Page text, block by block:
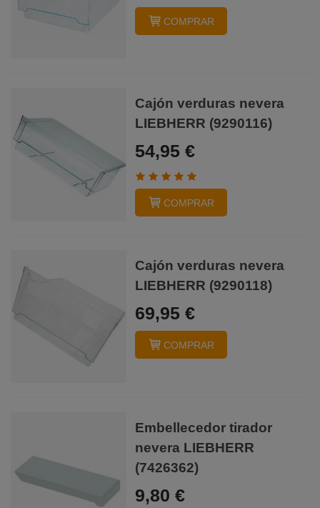
COMPRAR
Cajón verduras nevera
LIEBHERR (9290116)
54,95 €
COMPRAR
Cajón verduras nevera
LIEBHERR (9290118)
69,95 €
COMPRAR
Embellecedor tirador
nevera LIEBHERR
(7426362)
9,80 €